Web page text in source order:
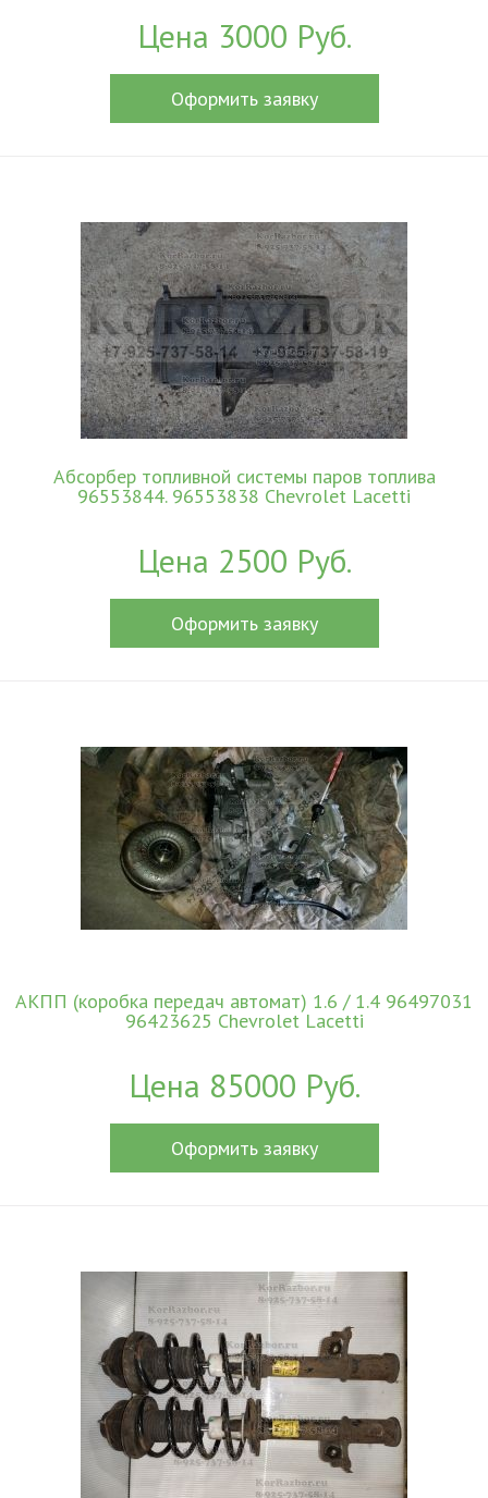
Цена 3000 Руб.
Оформить заявку
Абсорбер топливной системы паров топлива
96553844. 96553838 Chevrolet Lacetti
Цена 2500 Руб.
Оформить заявку
АКПП (коробка передач автомат) 1.6 / 1.4 96497031
96423625 Chevrolet Lacetti
Цена 85000 Руб.
Оформить заявку